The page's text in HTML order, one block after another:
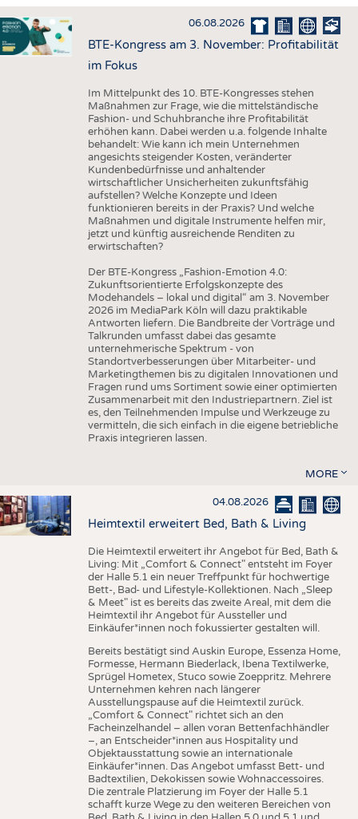
HAUS- UND HEIMTEXTILIEN
BEKLEIDUNG
AUSSCHREIBUNGEN
DTV AUSSCHREIBUNGSDIENST
STATISTICS
DAUNENCHECK
ADRESSEN & LINKS
PUBLIKATIONEN
TERMINE
BRANCHENTERMINE
06.08.2026
BTE-Kongress am 3. November: Profitabilität
im Fokus
Im Mittelpunkt des 10. BTE-Kongresses stehen
Maßnahmen zur Frage, wie die mittelständische
Fashion- und Schuhbranche ihre Profitabilität
erhöhen kann. Dabei werden u.a. folgende Inhalte
behandelt: Wie kann ich mein Unternehmen
angesichts steigender Kosten, veränderter
Kundenbedürfnisse und anhaltender
wirtschaftlicher Unsicherheiten zukunftsfähig
aufstellen? Welche Konzepte und Ideen
funktionieren bereits in der Praxis? Und welche
Maßnahmen und digitale Instrumente helfen mir,
jetzt und künftig ausreichende Renditen zu
erwirtschaften?
Der BTE-Kongress „Fashion-Emotion 4.0:
Zukunftsorientierte Erfolgskonzepte des
Modehandels – lokal und digital“ am 3. November
2026 im MediaPark Köln will dazu praktikable
Antworten liefern. Die Bandbreite der Vorträge und
Talkrunden umfasst dabei das gesamte
unternehmerische Spektrum - von
Standortverbesserungen über Mitarbeiter- und
Marketingthemen bis zu digitalen Innovationen und
Fragen rund ums Sortiment sowie einer optimierten
Zusammenarbeit mit den Industriepartnern. Ziel ist
es, den Teilnehmenden Impulse und Werkzeuge zu
vermitteln, die sich einfach in die eigene betriebliche
Praxis integrieren lassen.
MORE
04.08.2026
Heimtextil erweitert Bed, Bath & Living
Die Heimtextil erweitert ihr Angebot für Bed, Bath &
Living: Mit „Comfort & Connect" entsteht im Foyer
der Halle 5.1 ein neuer Treffpunkt für hochwertige
Bett-, Bad- und Lifestyle-Kollektionen. Nach „Sleep
& Meet" ist es bereits das zweite Areal, mit dem die
Heimtextil ihr Angebot für Aussteller und
Einkäufer*innen noch fokussierter gestalten will.
Bereits bestätigt sind Auskin Europe, Essenza Home,
Formesse, Hermann Biederlack, Ibena Textilwerke,
Sprügel Hometex, Stuco sowie Zoeppritz. Mehrere
Unternehmen kehren nach längerer
Ausstellungspause auf die Heimtextil zurück.
„Comfort & Connect" richtet sich an den
Facheinzelhandel – allen voran Bettenfachhändler
–, an Entscheider*innen aus Hospitality und
Objektausstattung sowie an internationale
Einkäufer*innen. Das Angebot umfasst Bett- und
Badtextilien, Dekokissen sowie Wohnaccessoires.
Die zentrale Platzierung im Foyer der Halle 5.1
schafft kurze Wege zu den weiteren Bereichen von